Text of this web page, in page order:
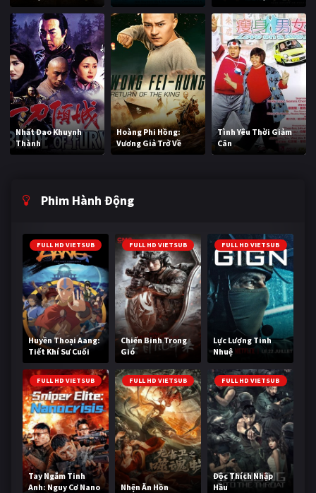
Nhất Đao Khuynh
Thành
Hoàng Phi Hồng:
Vương Giả Trở Về
Tình Yêu Thời Giảm
Cân
Phim Hành Động
FULL HD VIETSUB
Huyền Thoại Aang:
Tiết Khí Sư Cuối
Cùng
FULL HD VIETSUB
Chiến Binh Trong
Gió
FULL HD VIETSUB
Lực Lượng Tinh
Nhuệ
FULL HD VIETSUB
Tay Ngắm Tinh
Anh: Nguy Cơ Nano
FULL HD VIETSUB
Nhện Ăn Hồn
FULL HD VIETSUB
Độc Thích Nhập
Hầu